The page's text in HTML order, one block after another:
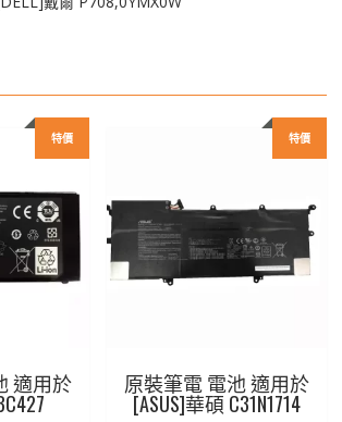
特價
適用於
特價
原裝筆電 電池 適用於
[ASUS]華碩 C31N1714